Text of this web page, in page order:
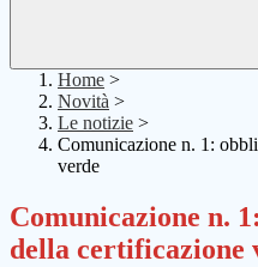
Home >
Novità >
Le notizie >
Comunicazione n. 1:
verde
Comunicazione n.
della certificazione